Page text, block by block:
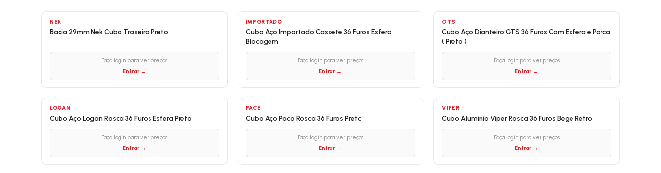
NEK
Bacia 29mm Nek Cubo Traseiro Preto
Faça login para ver preços
Entrar →
IMPORTADO
Cubo Aço Importado Cassete 36 Furos Esfera
Blocagem
Faça login para ver preços
Entrar →
GTS
Cubo Aço Dianteiro GTS 36 Furos Com Esfera e Porca
( Preto )
Faça login para ver preços
Entrar →
LOGAN
Cubo Aço Logan Rosca 36 Furos Esfera Preto
Faça login para ver preços
Entrar →
PACE
Cubo Aço Paco Rosca 36 Furos Preto
Faça login para ver preços
Entrar →
VIPER
Cubo Alumínio Viper Rosca 36 Furos Bege Retro
Faça login para ver preços
Entrar →